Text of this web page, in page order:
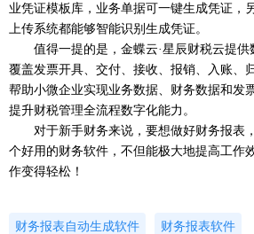
业凭证模板库，业务单据可一键生成凭证，
上传系统都能够智能识别生成凭证。
值得一提的是，金蝶云·星辰财税云提供
覆盖发票开具、交付、接收、报销、入账、
帮助小微企业实现业务数据、财务数据和发
提升财税管理全流程数字化能力。
对于新手财务来说，要想做好财务报表
个好用的财务软件，不但能极大地提高工作
作变得轻松！
财务报表自动生成软件 财务报表软件